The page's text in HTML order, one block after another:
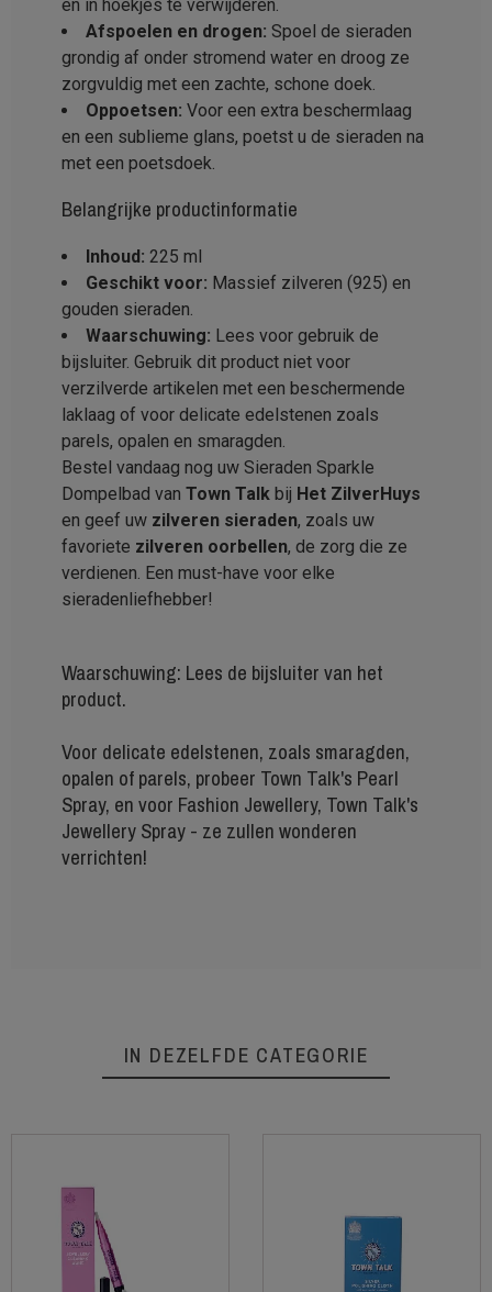
en in hoekjes te verwijderen.
Afspoelen en drogen: Spoel de sieraden
grondig af onder stromend water en droog ze
zorgvuldig met een zachte, schone doek.
Oppoetsen: Voor een extra beschermlaag
en een sublieme glans, poetst u de sieraden na
met een poetsdoek.
Belangrijke productinformatie
Inhoud: 225 ml
Geschikt voor: Massief zilveren (925) en
gouden sieraden.
Waarschuwing: Lees voor gebruik de
bijsluiter. Gebruik dit product niet voor
verzilverde artikelen met een beschermende
laklaag of voor delicate edelstenen zoals
parels, opalen en smaragden.
Bestel vandaag nog uw Sieraden Sparkle
Dompelbad van Town Talk bij Het ZilverHuys
en geef uw zilveren sieraden, zoals uw
favoriete zilveren oorbellen, de zorg die ze
verdienen. Een must-have voor elke
sieradenliefhebber!
Waarschuwing: Lees de bijsluiter van het
product.
Voor delicate edelstenen, zoals smaragden,
opalen of parels, probeer Town Talk's Pearl
Spray, en voor Fashion Jewellery, Town Talk's
Jewellery Spray - ze zullen wonderen
verrichten!
IN DEZELFDE CATEGORIE